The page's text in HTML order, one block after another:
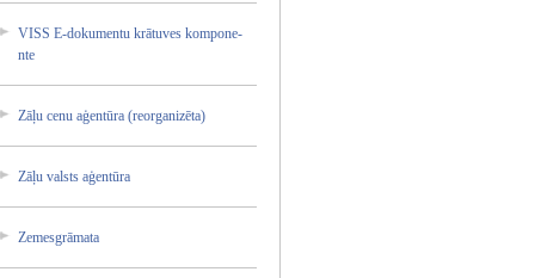
VISS E-dokum­entu krātuve­s kompone­
nte
Zāļu cenu aģentūr­a (reorga­nizēta)­
Zāļu valsts aģentūr­a
Zemesgr­āmata